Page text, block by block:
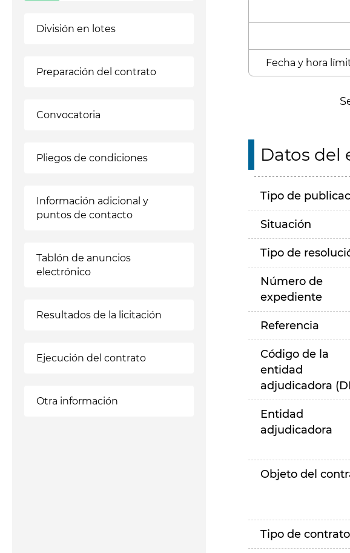
División en lotes
Preparación del contrato
Convocatoria
Pliegos de condiciones
Información adicional y
puntos de contacto
Tablón de anuncios
electrónico
Resultados de la licitación
Ejecución del contrato
Otra información
Fecha y hora
Datos del
Tipo de
Situación
Tipo de
Número de
expediente
Referencia
Código de la
entidad
adjudicadora
Entidad
adjudicadora
Objeto del
Tipo de contrato